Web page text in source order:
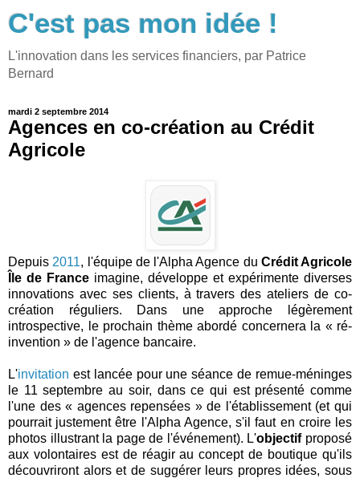
C'est pas mon idée !
L'innovation dans les services financiers, par Patrice
Bernard
mardi 2 septembre 2014
Agences en co-création au Crédit
Agricole
Depuis 2011, l'équipe de l'Alpha Agence du Crédit Agricole
Île de France imagine, développe et expérimente diverses
innovations avec ses clients, à travers des ateliers de co-
création réguliers. Dans une approche légèrement
introspective, le prochain thème abordé concernera la « ré-
invention » de l'agence bancaire.
L'invitation est lancée pour une séance de remue-méninges
le 11 septembre au soir, dans ce qui est présenté comme
l'une des « agences repensées » de l'établissement (et qui
pourrait justement être l'Alpha Agence, s'il faut en croire les
photos illustrant la page de l'événement). L'objectifproposé
aux volontaires est de réagir au concept de boutique qu'ils
découvriront alors et de suggérer leurs propres idées, sous